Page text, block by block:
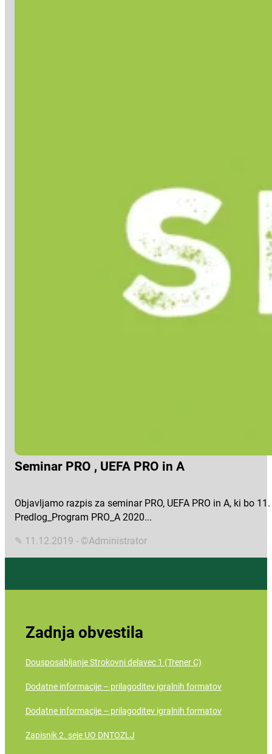
Seminar PRO , UEFA PRO in A
Objavljamo razpis za seminar PRO, UEFA PRO in A, ki bo
Predlog_Program PRO_A 2020...
✎ 11.12.2019 - ©Administrator
Zadnja obvestila
Dousposabljanje Strokovni delavec 1 (Trener C)
Dodatne informacije – prilagoditev igralnih formatov
Dodatne informacije – prilagoditev igralnih formatov
Zapisnik 2. seje UO DNTOZLJ